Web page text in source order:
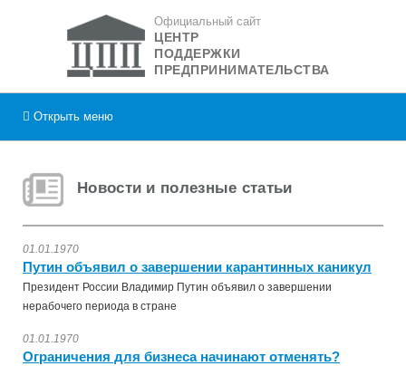
Официальный сайт
ЦЕНТР
ПОДДЕРЖКИ
ПРЕДПРИНИМАТЕЛЬСТВА
Открыть меню
Новости и полезные статьи
01.01.1970
Путин объявил о завершении карантинных каникул
Президент России Владимир Путин объявил о завершении
нерабочего периода в стране
01.01.1970
Ограничения для бизнеса начинают отменять?